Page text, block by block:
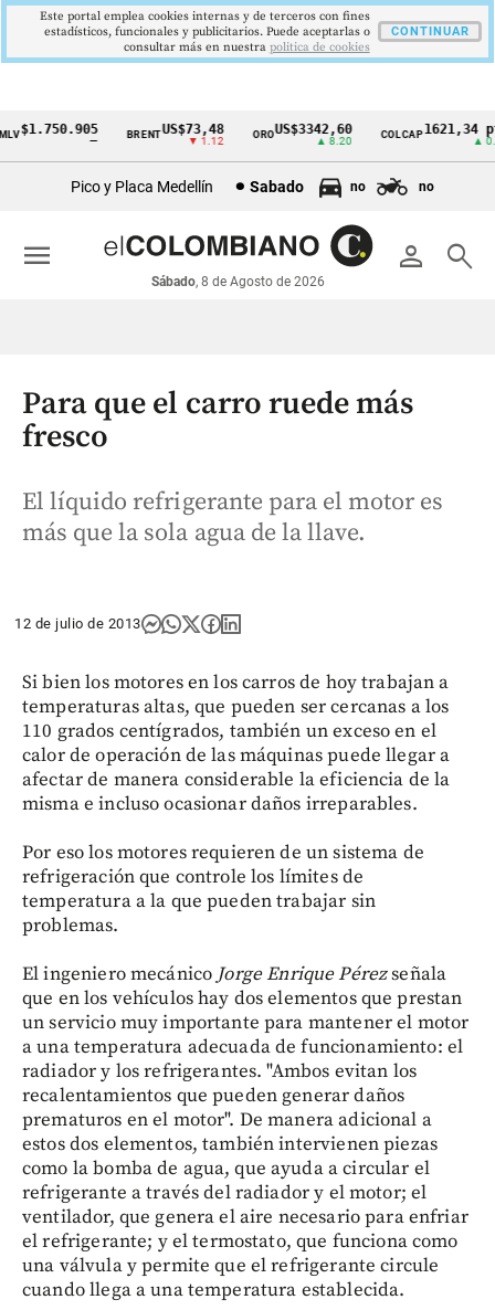
Cintillo
económicos
Colombia
$1.750.905 BRENTUS$73,48
▼ 1.12
OROUS$3342,60
▲ 8.20
COLCAP1621,34 pts
▲ 0.67
Pico y Placa Medellín Sabado no no
person search
Sábado, 8 de Agosto de 2026
menu
Para que el carro ruede más
fresco
El líquido refrigerante para el motor es
más que la sola agua de la llave.
12 de julio de 2013
Si bien los motores en los carros de hoy trabajan a
temperaturas altas, que pueden ser cercanas a los
110 grados centígrados, también un exceso en el
calor de operación de las máquinas puede llegar a
afectar de manera considerable la eficiencia de la
misma e incluso ocasionar daños irreparables.
Por eso los motores requieren de un sistema de
refrigeración que controle los límites de
temperatura a la que pueden trabajar sin
problemas.
El ingeniero mecánico Jorge Enrique Pérezseñala
que en los vehículos hay dos elementos que prestan
un servicio muy importante para mantener el motor
a una temperatura adecuada de funcionamiento: el
radiador y los refrigerantes. "Ambos evitan los
recalentamientos que pueden generar daños
prematuros en el motor". De manera adicional a
estos dos elementos, también intervienen piezas
como la bomba de agua, que ayuda a circular el
refrigerante a través del radiador y el motor; el
ventilador, que genera el aire necesario para enfriar
el refrigerante; y el termostato, que funciona como
una válvula y permite que el refrigerante circule
cuando llega a una temperatura establecida.
Este portal emplea cookies internas y de terceros con fines
estadísticos, funcionales y publicitarios. Puede aceptarlas o
consultar más en nuestra politica de cookies
CONTINUAR